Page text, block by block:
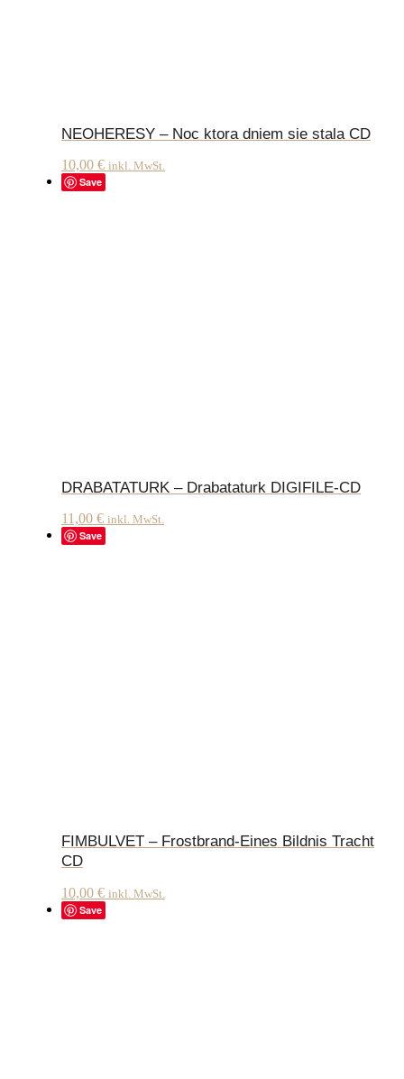
NEOHERESY – Noc ktora dniem sie stala CD
10,00 € inkl. MwSt.
Save
DRABATATURK – Drabataturk DIGIFILE-CD
11,00 € inkl. MwSt.
Save
FIMBULVET – Frostbrand-Eines Bildnis Tracht
CD
10,00 € inkl. MwSt.
Save